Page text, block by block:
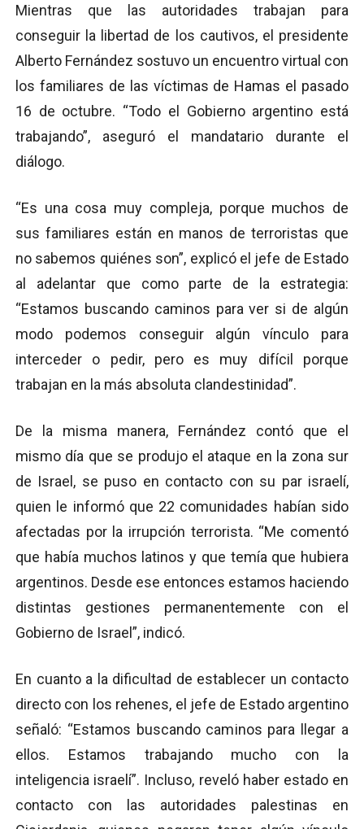
Mientras que las autoridades trabajan para
conseguir la libertad de los cautivos, el presidente
Alberto Fernández sostuvo un encuentro virtual con
los familiares de las víctimas de Hamas el pasado
16 de octubre. “Todo el Gobierno argentino está
trabajando”, aseguró el mandatario durante el
diálogo.
“Es una cosa muy compleja, porque muchos de
sus familiares están en manos de terroristas que
no sabemos quiénes son”, explicó el jefe de Estado
al adelantar que como parte de la estrategia:
“Estamos buscando caminos para ver si de algún
modo podemos conseguir algún vínculo para
interceder o pedir, pero es muy difícil porque
trabajan en la más absoluta clandestinidad”.
De la misma manera, Fernández contó que el
mismo día que se produjo el ataque en la zona sur
de Israel, se puso en contacto con su par israelí,
quien le informó que 22 comunidades habían sido
afectadas por la irrupción terrorista. “Me comentó
que había muchos latinos y que temía que hubiera
argentinos. Desde ese entonces estamos haciendo
distintas gestiones permanentemente con el
Gobierno de Israel”, indicó.
En cuanto a la dificultad de establecer un contacto
directo con los rehenes, el jefe de Estado argentino
señaló: “Estamos buscando caminos para llegar a
ellos. Estamos trabajando mucho con la
inteligencia israelí”. Incluso, reveló haber estado en
contacto con las autoridades palestinas en